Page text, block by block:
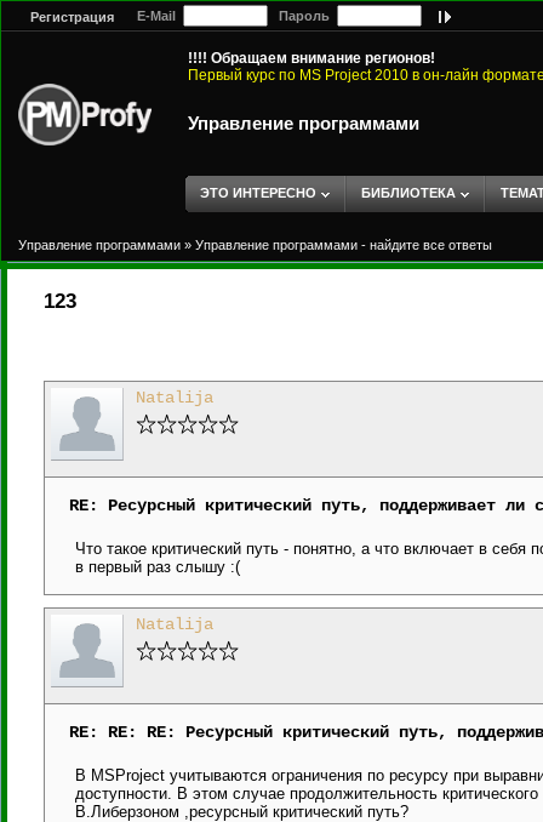
Регистрация E-Mail Пароль
!!!! Обращаем внимание регионов!
Первый курс по MS Project 2010 в он-лайн
Управление программами
ЭТО ИНТЕРЕСНО БИБЛИОТЕКА
Управление программами » Управление программами - найдите все ответы
123
Natalija
RE: Ресурсный критический путь, поддерживает ли
Что такое критический путь - понятно, а что включает в
в первый раз слышу :(
Natalija
RE: RE: RE: Ресурсный критический путь,
В MSProject учитываются ограничения по ресурсу при
доступности. В этом случае продолжительность
В.Либерзоном ,ресурсный критический путь?